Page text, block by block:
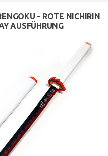
- ROTE NICHIRIN
AUSFÜHRUNG